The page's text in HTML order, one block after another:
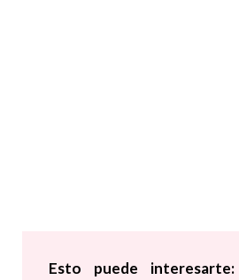
Esto puede interesarte: